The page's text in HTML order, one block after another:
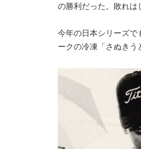
の勝利だった。敗れは
今年の日本シリーズ
ークの冷凍「さぬきう